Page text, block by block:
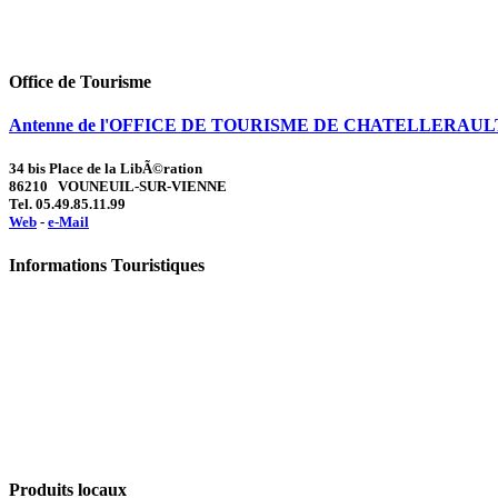
Office de Tourisme
Antenne de l'OFFICE DE TOURISME DE
34 bis Place de la LibÃ©ration
86210 VOUNEUIL-SUR-VIENNE
Tel. 05.49.85.11.99
Web - e-Mail
Informations Touristiques
Produits locaux